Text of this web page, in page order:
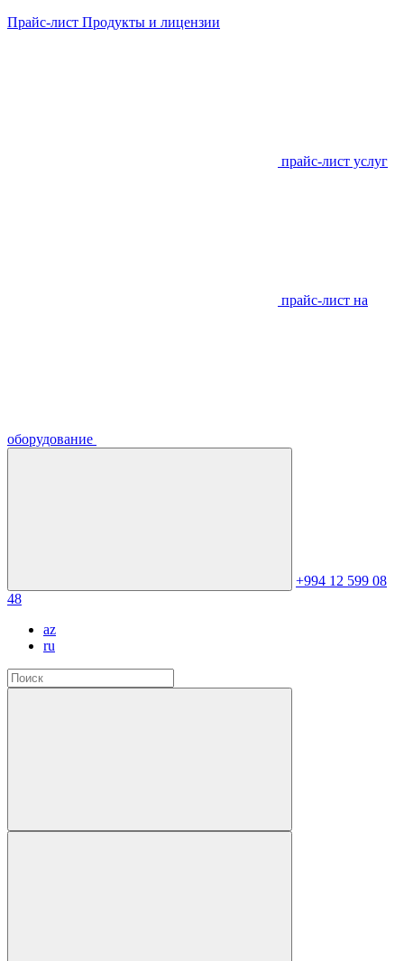
Прайс-лист Продукты и лицензии
прайс-лист услуг
прайс-лист на
оборудование
+994 12 599 08
48
az
ru